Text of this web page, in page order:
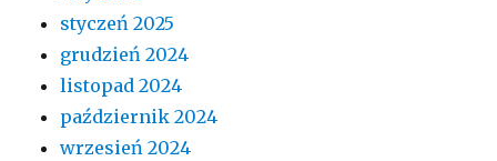
styczeń 2025
grudzień 2024
listopad 2024
październik 2024
wrzesień 2024